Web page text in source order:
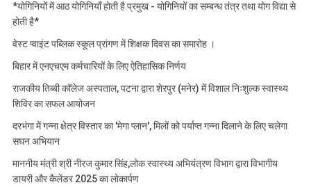
*योगिनियों में आठ योगिनियाँ होती है प्रमुख - योगिनियों का सम्बन्ध तंत्र तथा योग विद्या से
होती है*
वेस्ट प्वाइंट पब्लिक स्कूल प्रांगण में शिक्षक दिवस का समारोह ।
बिहार में एनएचएम कर्मचारियों के लिए ऐतिहासिक निर्णय
राजकीय तिब्बी कॉलेज अस्पताल, पटना द्वारा शेरपुर (मनेर) में विशाल निःशुल्क स्वास्थ्य
शिविर का सफल आयोजन
दरभंगा में गन्ना क्षेत्र विस्तार का 'मेगा प्लान', मिलों को पर्याप्त गन्ना दिलाने के लिए चलेगा
सघन अभियान
माननीय मंत्री श्री नीरज कुमार सिंह,लोक स्वास्थ्य अभियंत्रण विभाग द्वारा विभागीय
डायरी और कैलेंडर 2025 का लोकार्पण